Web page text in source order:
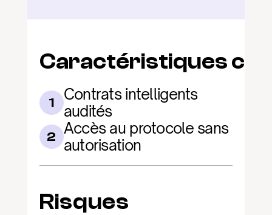
Caractéristiques
1
Contrats intelligents
audités
2 Accès au protocole sans
autorisation
Risques